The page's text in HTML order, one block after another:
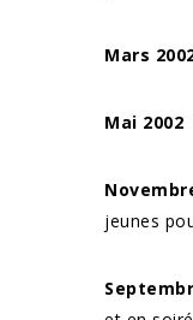
Mars
Mai 2002
jeunes